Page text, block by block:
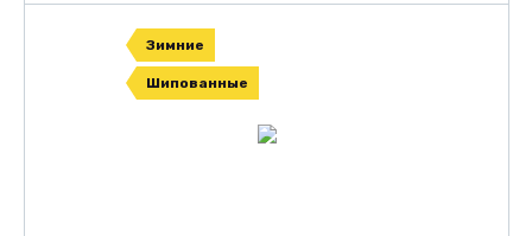
Зимние
Шипованные